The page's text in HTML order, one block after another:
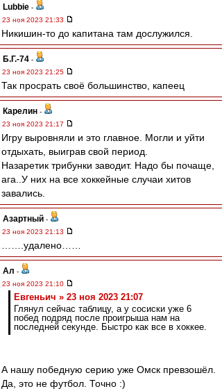
Lubbie -
23 ноя 2023 21:33
Никишин-то до капитана там дослужился.
Б.Г.-74 -
23 ноя 2023 21:25
Так просрать своё большинство, капеец
Карелин -
23 ноя 2023 21:17
Игру выровняли и это главное. Могли и уйти
отдыхать, выиграв свой период.
Назаретик трибунки заводит. Надо бы почаще,
ага..У них на все хоккейные случаи хитов
завались.
Азартный -
23 ноя 2023 21:13
…….удалено……
Ал -
23 ноя 2023 21:10
Евгеньич » 23 ноя 2023 21:07
Глянул сейчас таблицу, а у сосиски уже 6
побед подряд после проигрыша нам на
последней секунде. Быстро как все в хоккее.
А нашу победную серию уже Омск превзошёл.
Да, это не футбол. Точно :)